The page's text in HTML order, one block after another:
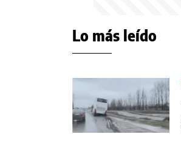
Lo más leído